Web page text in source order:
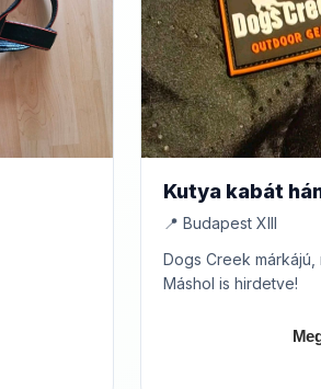
Kutya kabát
📍 Budapest XIII
Dogs Creek márkájú,
Máshol is hirdetve!